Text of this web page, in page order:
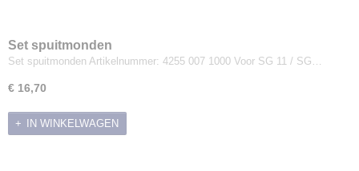
Set spuitmonden
Set spuitmonden Artikelnummer: 4255 007 1000 Voor SG 11 / SG…
€ 16,70
IN WINKELWAGEN